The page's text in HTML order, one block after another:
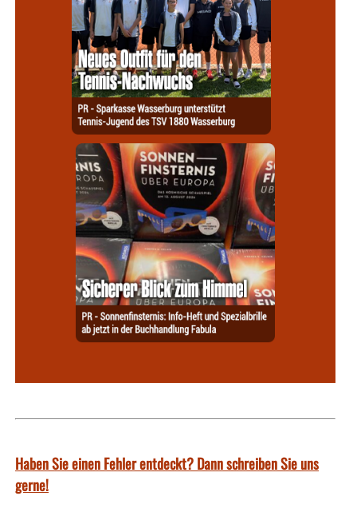
Haben Sie einen Fehler entdeckt? Dann schreiben Sie uns
gerne!